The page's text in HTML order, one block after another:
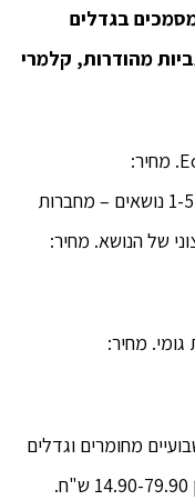
בגדלים
מהודרות, קלמרי
מחברות 4A PP 72 דף מסדרת Economy. מחיר:
כ-5.50 ש"ח. מחברות 4A PP משודרגות 1-5 נושאים – מחברות
של הנושא. מחיר:
תיקיות גומי. מחיר:
מחומרים וגדלים